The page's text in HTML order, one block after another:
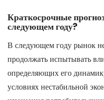
Краткосрочные
следующем году?
В следующем году рынок
продолжать испытывать
определяющих его
условиях нестабильной